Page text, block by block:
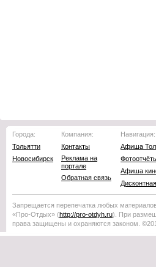
Города:
Тольятти
Новосибирск
Компания:
Контакты
Реклама на
портале
Обратная связь
Навигация:
Афиша
Афиша
Запрещается перепечатка любых
«Про-Отдых» (http://pro-otdyh .ru). При
права защищены и охраняются законом.